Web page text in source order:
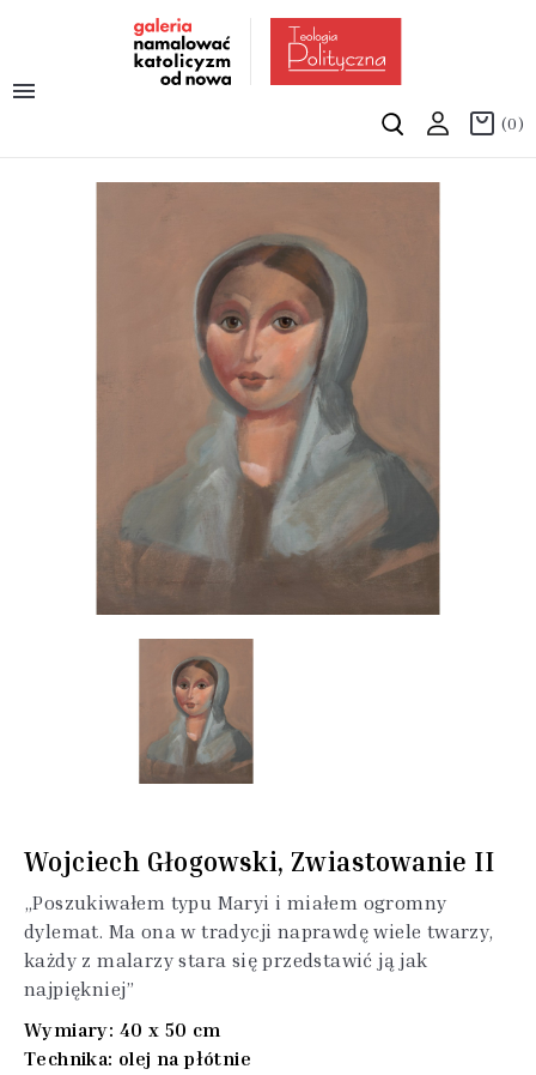

(0)
Wojciech Głogowski, Zwiastowanie II
„Poszukiwałem typu Maryi i miałem ogromny
dylemat. Ma ona w tradycji naprawdę wiele twarzy,
każdy z malarzy stara się przedstawić ją jak
najpiękniej”
Wymiary: 40 x 50 cm
Technika: olej na płótnie